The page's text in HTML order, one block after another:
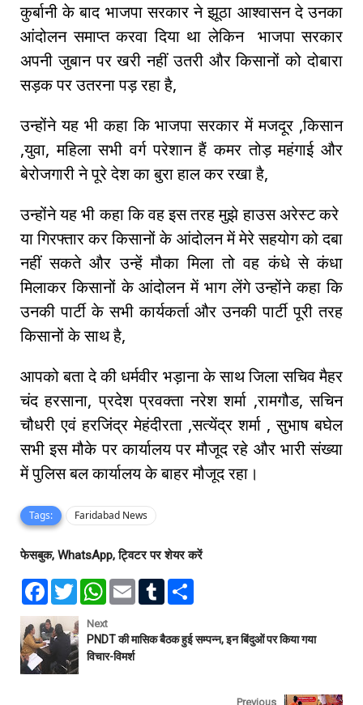
कुर्बानी के बाद भाजपा सरकार ने झूठा आश्वासन दे उनका
आंदोलन समाप्त करवा दिया था लेकिन भाजपा सरकार
अपनी जुबान पर खरी नहीं उतरी और किसानों को दोबारा
सड़क पर उतरना पड़ रहा है,
उन्होंने यह भी कहा कि भाजपा सरकार में मजदूर ,किसान
,युवा, महिला सभी वर्ग परेशान हैं कमर तोड़ महंगाई और
बेरोजगारी ने पूरे देश का बुरा हाल कर रखा है,
उन्होंने यह भी कहा कि वह इस तरह मुझे हाउस अरेस्ट करे
या गिरफ्तार कर किसानों के आंदोलन में मेरे सहयोग को दबा
नहीं सकते और उन्हें मौका मिला तो वह कंधे से कंधा
मिलाकर किसानों के आंदोलन में भाग लेंगे उन्होंने कहा कि
उनकी पार्टी के सभी कार्यकर्ता और उनकी पार्टी पूरी तरह
किसानों के साथ है,
आपको बता दे की धर्मवीर भड़ाना के साथ जिला सचिव मैहर
चंद हरसाना, प्रदेश प्रवक्ता नरेश शर्मा ,रामगौड, सचिन
चौधरी एवं हरजिंद्र मेहंदीरता ,सत्येंद्र शर्मा , सुभाष बघेल
सभी इस मौके पर कार्यालय पर मौजूद रहे और भारी संख्या
में पुलिस बल कार्यालय के बाहर मौजूद रहा।
Tags: Faridabad News
फेसबुक, WhatsApp, ट्विटर पर शेयर करें
F
e
b
o
o
k
T
w
t
t
e
r
W
t
s
A
p
E
l
T
l
e
Next
PNDT की मासिक बैठक हुई सम्पन्न, इन बिंदुओं पर किया गया
विचार-विमर्श
Previous